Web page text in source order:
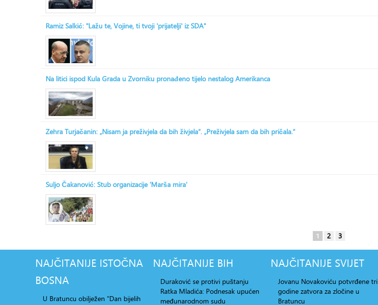
Ramiz Salkić: "Lažu te, Vojine, ti tvoji 'prijatelji' iz SDA"
Na litici ispod Kula Grada u Zvorniku pronađeno tijelo nestalog Amerikanca
Zehra Turjačanin: „Nisam ja preživjela da bih živjela“. „Preživjela sam da bih pričala.“
Suljo Čakanović: Stub organizacije 'Marša mira'
1 2 3
NAJČITANIJE ISTOČNA
BOSNA
U Bratuncu obilježen "Dan bijelih
NAJČITANIJE BIH
Duraković se protivi puštanju
Ratka Mladića: Podnesak upućen
međunarodnom sudu
NAJČITANIJE SVIJET
Jovanu Novakoviću potvrđene tri
godine zatvora za zločine u
Bratuncu